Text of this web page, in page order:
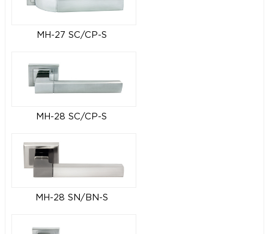
MH-27 SC/CP-S
MH-28 SC/CP-S
MH-28 SN/BN-S